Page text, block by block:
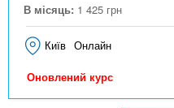
В місяць: 1 425 грн
Київ Онлайн
Оновлений курс